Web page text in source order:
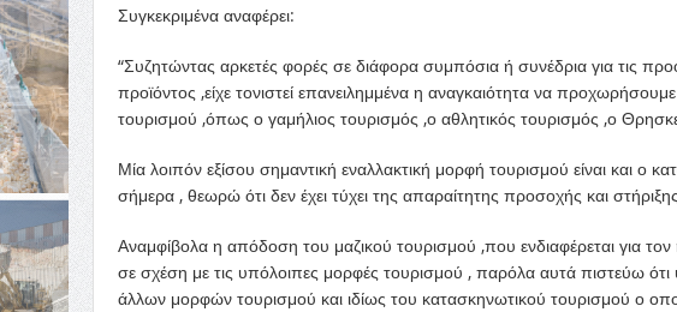
Συγκεκριμένα αναφέρει:
“Συζητώντας αρκετές φορές σε διάφορα συμπόσια ή συνέδρια για τις
προϊόντος ,είχε τονιστεί επανειλημμένα η αναγκαιότητα να
τουρισμού ,όπως ο γαμήλιος τουρισμός ,ο αθλητικός τουρισμός ,ο
Μία λοιπόν εξίσου σημαντική εναλλακτική μορφή τουρισμού είναι και ο
σήμερα , θεωρώ ότι δεν έχει τύχει της απαραίτητης προσοχής και
Αναμφίβολα η απόδοση του μαζικού τουρισμού ,που ενδιαφέρεται για
σε σχέση με τις υπόλοιπες μορφές τουρισμού , παρόλα αυτά πιστεύω
άλλων μορφών τουρισμού και ιδίως του κατασκηνωτικού τουρισμού ο